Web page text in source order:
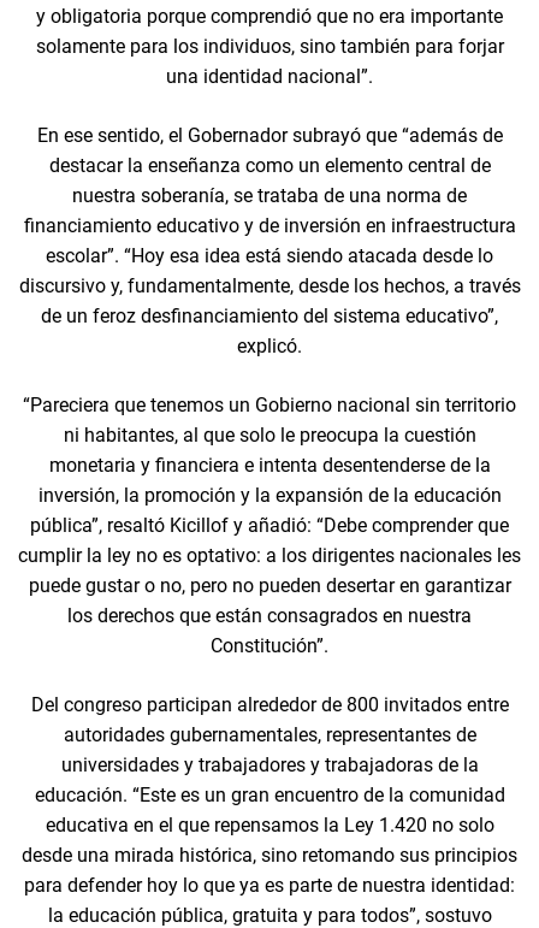
y obligatoria porque comprendió que no era importante
solamente para los individuos, sino también para forjar
una identidad nacional”.
En ese sentido, el Gobernador subrayó que “además de
destacar la enseñanza como un elemento central de
nuestra soberanía, se trataba de una norma de
financiamiento educativo y de inversión en infraestructura
escolar”. “Hoy esa idea está siendo atacada desde lo
discursivo y, fundamentalmente, desde los hechos, a través
de un feroz desfinanciamiento del sistema educativo”,
explicó.
“Pareciera que tenemos un Gobierno nacional sin territorio
ni habitantes, al que solo le preocupa la cuestión
monetaria y financiera e intenta desentenderse de la
inversión, la promoción y la expansión de la educación
pública”, resaltó Kicillof y añadió: “Debe comprender que
cumplir la ley no es optativo: a los dirigentes nacionales les
puede gustar o no, pero no pueden desertar en garantizar
los derechos que están consagrados en nuestra
Constitución”.
Del congreso participan alrededor de 800 invitados entre
autoridades gubernamentales, representantes de
universidades y trabajadores y trabajadoras de la
educación. “Este es un gran encuentro de la comunidad
educativa en el que repensamos la Ley 1.420 no solo
desde una mirada histórica, sino retomando sus principios
para defender hoy lo que ya es parte de nuestra identidad:
la educación pública, gratuita y para todos”, sostuvo